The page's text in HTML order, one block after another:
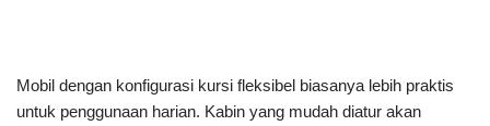
Mobil dengan konfigurasi kursi fleksibel biasanya lebih praktis
untuk penggunaan harian. Kabin yang mudah diatur akan